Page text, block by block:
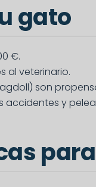
gato
€.
al veterinario.
son
accidentes y